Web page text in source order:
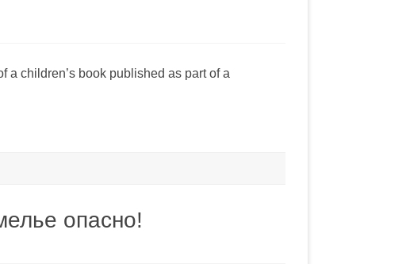
a children’s book published as part of a
опасно!